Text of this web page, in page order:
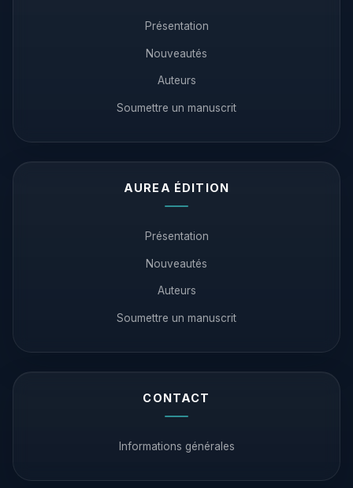
Présentation
Nouveautés
Auteurs
Soumettre un manuscrit
AUREA ÉDITION
Présentation
Nouveautés
Auteurs
Soumettre un manuscrit
CONTACT
Informations générales